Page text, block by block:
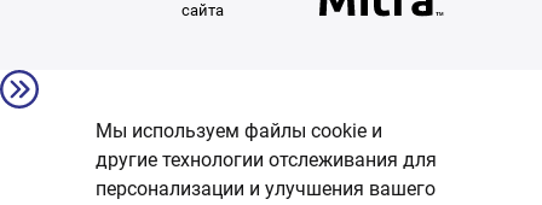
сайта
Мы используем файлы cookie и
другие технологии отслеживания для
персонализации и улучшения вашего